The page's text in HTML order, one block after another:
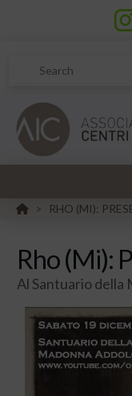
Search
HOME
> RHO (MI):
Rho (Mi):
Al Santuario della